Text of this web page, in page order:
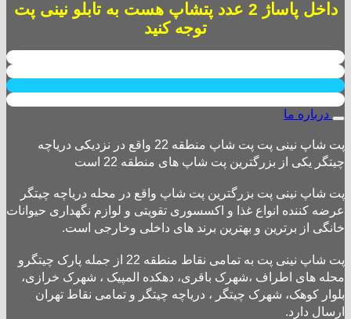
داخل پاساژ 2 عدد پتشاپ هست به تابلو نینی پت
توجه کنید
درباره ما
پت شاپ نینی پت پت شاپ منطقه 22 واقع در نزدیکی دریاچه
چیتگر یکی از بزرگترین پت شاپ های منطقه 22 است
پت شاپ نینی پت بزرگترین پت شاپ واقع در محله دریاچه چیتگر
عرضه کننده انواع غذا و اکسسوری تقویتی و لوازم نگهداری حیوانات
خانگی از برترین و بهترین برند های داخلی وخارجی است.
پت شاپ نینی پت به تمامی نقاط منطقه 22 از جمله پارک چیتگرو
محله های اطراف ،شهرک باقری، دهکده المپیک ، شهرک خرازی،
بلوار کوهک، شهرک چیتگر ، دریاچه چیتگر و تمامی نقاط تهران
ارسال دارد.